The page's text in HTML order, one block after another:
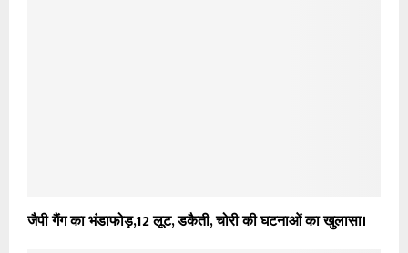
जैपी गैंग का भंडाफोड़,12 लूट, डकैती, चोरी की घटनाओं का खुलासा।